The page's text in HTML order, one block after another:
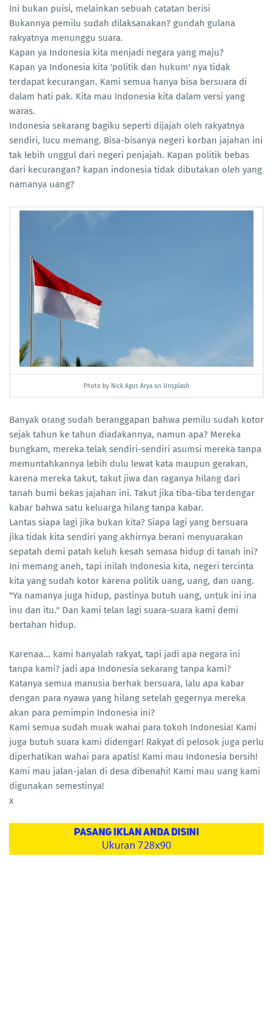
Ini bukan puisi, melainkan sebuah catatan berisi
Bukannya pemilu sudah dilaksanakan? gundah gulana
rakyatnya menunggu suara.
Kapan ya Indonesia kita menjadi negara yang maju?
Kapan ya Indonesia kita 'politik dan hukum' nya tidak
terdapat kecurangan. Kami semua hanya bisa bersuara di
dalam hati pak. Kita mau Indonesia kita dalam versi yang
waras.
Indonesia sekarang bagiku seperti dijajah oleh rakyatnya
sendiri, lucu memang. Bisa-bisanya negeri korban jajahan ini
tak lebih unggul dari negeri penjajah. Kapan politik bebas
dari kecurangan? kapan indonesia tidak dibutakan oleh yang
namanya uang?
Photo by Nick Agus Arya on Unsplash
Banyak orang sudah beranggapan bahwa pemilu sudah kotor
sejak tahun ke tahun diadakannya, namun apa? Mereka
bungkam, mereka telak sendiri-sendiri asumsi mereka tanpa
memuntahkannya lebih dulu lewat kata maupun gerakan,
karena mereka takut, takut jiwa dan raganya hilang dari
tanah bumi bekas jajahan ini. Takut jika tiba-tiba terdengar
kabar bahwa satu keluarga hilang tanpa kabar.
Lantas siapa lagi jika bukan kita? Siapa lagi yang bersuara
jika tidak kita sendiri yang akhirnya berani menyuarakan
sepatah demi patah keluh kesah semasa hidup di tanah ini?
Ini memang aneh, tapi inilah Indonesia kita, negeri tercinta
kita yang sudah kotor karena politik uang, uang, dan uang.
"Ya namanya juga hidup, pastinya butuh uang, untuk ini ina
inu dan itu." Dan kami telan lagi suara-suara kami demi
bertahan hidup.
Karenaa... kami hanyalah rakyat, tapi jadi apa negara ini
tanpa kami? jadi apa Indonesia sekarang tanpa kami?
Katanya semua manusia berhak bersuara, lalu apa kabar
dengan para nyawa yang hilang setelah gegernya mereka
akan para pemimpin Indonesia ini?
Kami semua sudah muak wahai para tokoh Indonesia! Kami
juga butuh suara kami didengar! Rakyat di pelosok juga perlu
diperhatikan wahai para apatis! Kami mau Indonesia bersih!
Kami mau jalan-jalan di desa dibenahi! Kami mau uang kami
digunakan semestinya!
x